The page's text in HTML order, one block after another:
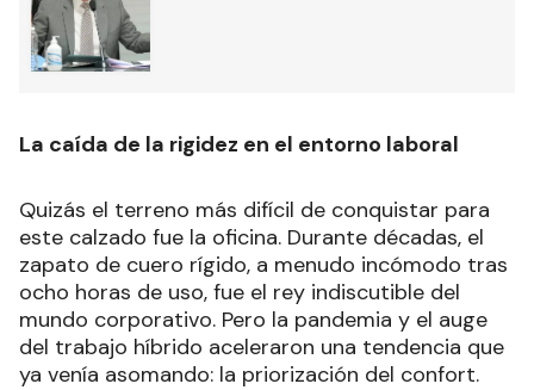
La caída de la rigidez en el entorno laboral
Quizás el terreno más difícil de conquistar para
este calzado fue la oficina. Durante décadas, el
zapato de cuero rígido, a menudo incómodo tras
ocho horas de uso, fue el rey indiscutible del
mundo corporativo. Pero la pandemia y el auge
del trabajo híbrido aceleraron una tendencia que
ya venía asomando: la priorización del confort.